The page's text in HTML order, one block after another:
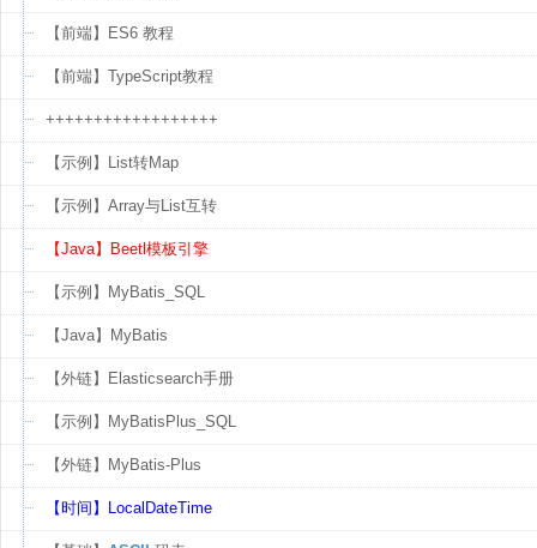
【前端】ES6 教程
【前端】TypeScript教程
++++++++++++++++++
【示例】List转Map
【示例】Array与List互转
【Java】Beetl模板引擎
【示例】MyBatis_SQL
【Java】MyBatis
【外链】Elasticsearch手册
【示例】MyBatisPlus_SQL
【外链】MyBatis-Plus
【时间】LocalDateTime